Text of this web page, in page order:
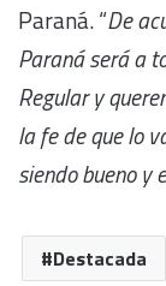
Paraná. “De
Paraná será a
Regular y
la fe de que lo
siendo bueno y
Destacada